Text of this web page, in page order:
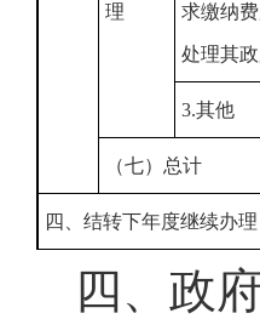
理 求缴纳
处理其
3.其他
（七）总计
四、结转下年度继续办理
四、政